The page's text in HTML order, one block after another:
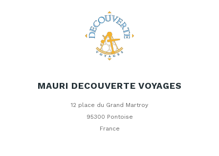
MAURI DECOUVERTE VOYAGES
12 place du Grand Martroy
95300 Pontoise
France